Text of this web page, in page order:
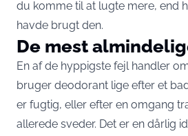
du komme til at lugte mere, end
havde brugt den.
De mest
En af de hyppigste fejl handler
bruger deodorant lige efter et
er fugtig, eller efter en omgang
allerede sveder. Det er en dårlig